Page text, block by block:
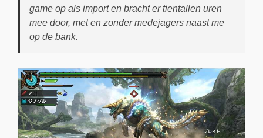
game op als import en bracht er tientallen uren
mee door, met en zonder medejagers naast me
op de bank.